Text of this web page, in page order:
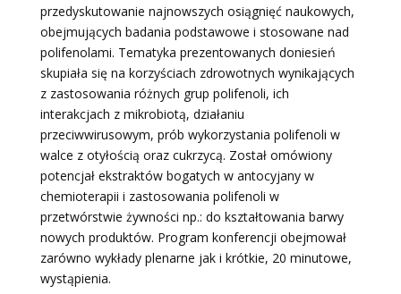
przedyskutowanie najnowszych osiągnięć naukowych,
obejmujących badania podstawowe i stosowane nad
polifenolami. Tematyka prezentowanych doniesień
skupiała się na korzyściach zdrowotnych wynikających
z zastosowania różnych grup polifenoli, ich
interakcjach z mikrobiotą, działaniu
przeciwwirusowym, prób wykorzystania polifenoli w
walce z otyłością oraz cukrzycą. Został omówiony
potencjał ekstraktów bogatych w antocyjany w
chemioterapii i zastosowania polifenoli w
przetwórstwie żywności np.: do kształtowania barwy
nowych produktów. Program konferencji obejmował
zarówno wykłady plenarne jak i krótkie, 20 minutowe,
wystąpienia.